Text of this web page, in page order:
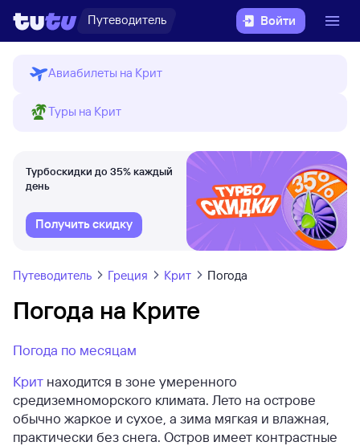
Путеводитель Войти
Авиабилеты на Крит
Туры на Крит
Турбоскидки до 35% каждый
день
Получить скидку
Путеводитель Греция Крит Погода
Погода на Крите
Погода по месяцам
Крит находится в зоне умеренного
средиземноморского климата. Лето на острове
обычно жаркое и сухое, а зима мягкая и влажная,
практически без снега. Остров имеет контрастные